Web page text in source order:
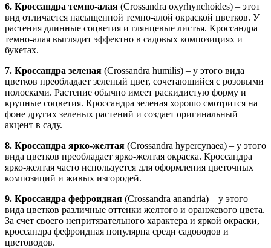
6. Кроссандра темно-алая (Crossandra oxyrhynchoides) – этот
вид отличается насыщенной темно-алой окраской цветков. У
растения длинные соцветия и глянцевые листья. Кроссандра
темно-алая выглядит эффектно в садовых композициях и
букетах.
7. Кроссандра зеленая (Crossandra humilis) – у этого вида
цветков преобладает зеленый цвет, сочетающийся с розовыми
полосками. Растение обычно имеет раскидистую форму и
крупные соцветия. Кроссандра зеленая хорошо смотрится на
фоне других зеленых растений и создает оригинальный
акцент в саду.
8. Кроссандра ярко-желтая (Crossandra hypercynaea) – у этого
вида цветков преобладает ярко-желтая окраска. Кроссандра
ярко-желтая часто используется для оформления цветочных
композиций и живых изгородей.
9. Кроссандра фефроидная (Crossandra anandria) – у этого
вида цветков различные оттенки желтого и оранжевого цвета.
За счет своего непритязательного характера и яркой окраски,
кроссандра фефроидная популярна среди садоводов и
цветоводов.